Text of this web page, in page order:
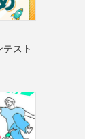
スト